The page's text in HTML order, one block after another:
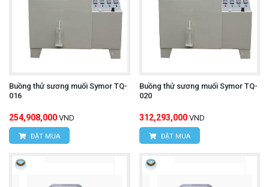
Buồng thử sương muối Symor TQ-
016
254,908,000 VND
ĐẶT MUA
Buồng thử sương muối Symor TQ-
020
312,293,000 VND
ĐẶT MUA